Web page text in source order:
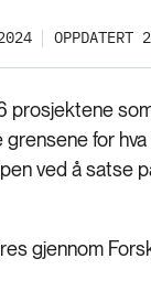
for
ved å satse
gjennom